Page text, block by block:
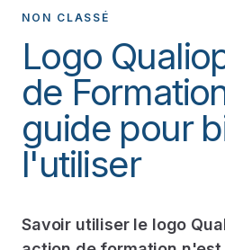
NON CLASSÉ
Logo
de
guide pour
l'utiliser
Savoir utiliser le logo